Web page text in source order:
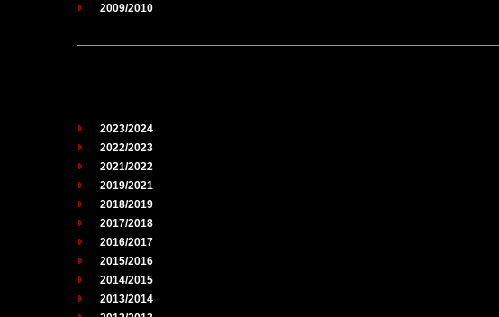
2009/2010
2023/2024
2022/2023
2021/2022
2019/2021
2018/2019
2017/2018
2016/2017
2015/2016
2014/2015
2013/2014